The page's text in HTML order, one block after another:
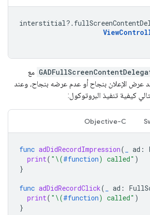
interstitial?.
مع
الإعلان بنجاح أو عدم عرضه بنجاح، وعند
كيفية تنفيذ البروتوكول:
Objective-C
func adDidRecordImpression (_
print("\(#function) called"
func adDidRecordClick (_ ad:
print("\(#function) called"